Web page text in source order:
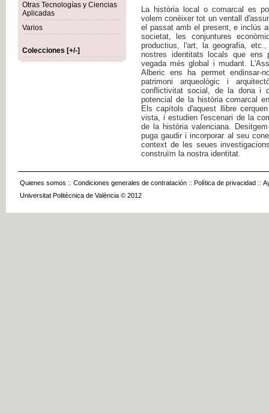
Otras Tecnologías y Ciencias
Aplicadas
Varios
Colecciones [+/-]
La història local o comarcal es
volem conèixer tot un ventall
el passat amb el present, e inclús
societat, les conjuntures
productius, l'art, la geografia,
nostres identitats locals que ens
vegada més global i mudant.
Alberic ens ha permet endinsar-
patrimoni arqueològic i
conflictivitat social, de la dona i
potencial de la història comarcal
Els capítols d'aquest llibre
vista, i estudien l'escenari de la
de la història valenciana.
puga gaudir i incorporar al seu
context de les seues
construïm la nostra identitat.
Quienes somos :: Condiciones generales de contratación :: Política de privacidad ::
Universitat Politècnica de València © 2012